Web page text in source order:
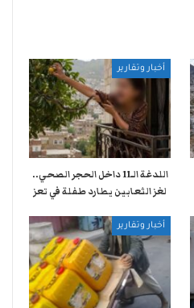
أخبار وتقارير
اللدغة الـ11 داخل الحجر الصحي..
لغز الثعابين يطارد طفلة في تعز
أخبار وتقارير